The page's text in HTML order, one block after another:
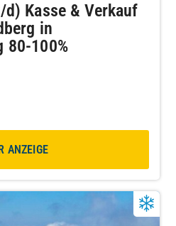
Kasse & Verkauf
in
80-100%
ANZEIGE